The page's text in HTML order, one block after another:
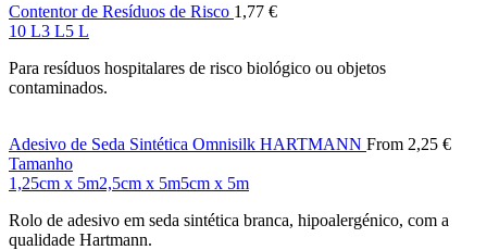
Contentor de Resíduos de Risco 1,77 €
10 L3 L5 L
Para resíduos hospitalares de risco biológico ou objetos
contaminados.
Adesivo de Seda Sintética Omnisilk HARTMANN From 2,25 €
Tamanho
1,25cm x 5m2,5cm x 5m5cm x 5m
Rolo de adesivo em seda sintética branca, hipoalergénico, com a
qualidade Hartmann.